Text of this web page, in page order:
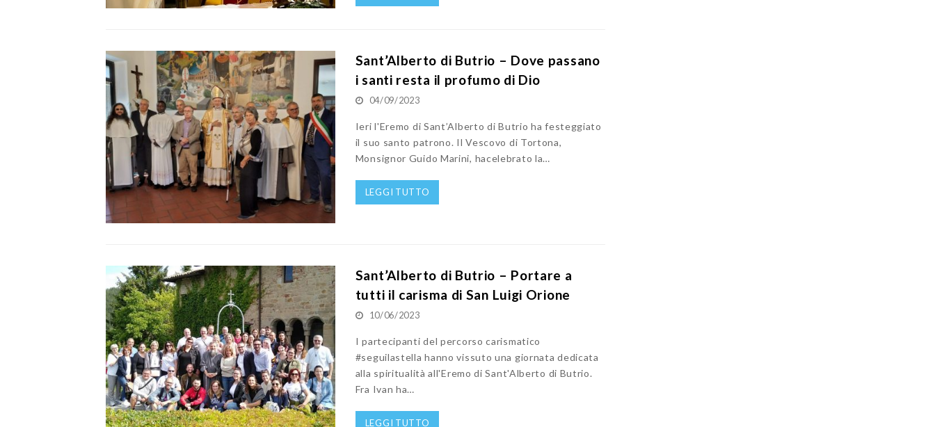
Sant’Alberto di Butrio – Dove passano
i santi resta il profumo di Dio
04/09/2023
Ieri l'Eremo di Sant’Alberto di Butrio ha festeggiato
il suo santo patrono. Il Vescovo di Tortona,
Monsignor Guido Marini, hacelebrato la…
LEGGI TUTTO
Sant’Alberto di Butrio – Portare a
tutti il carisma di San Luigi Orione
10/06/2023
I partecipanti del percorso carismatico
#seguilastella hanno vissuto una giornata dedicata
alla spiritualità all'Eremo di Sant'Alberto di Butrio.
Fra Ivan ha…
LEGGI TUTTO